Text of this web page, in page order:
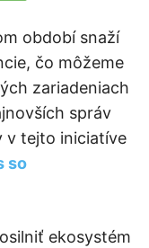
období snaží
čo môžeme
zariadeniach
správ
v tejto iniciatíve
so
ekosystém